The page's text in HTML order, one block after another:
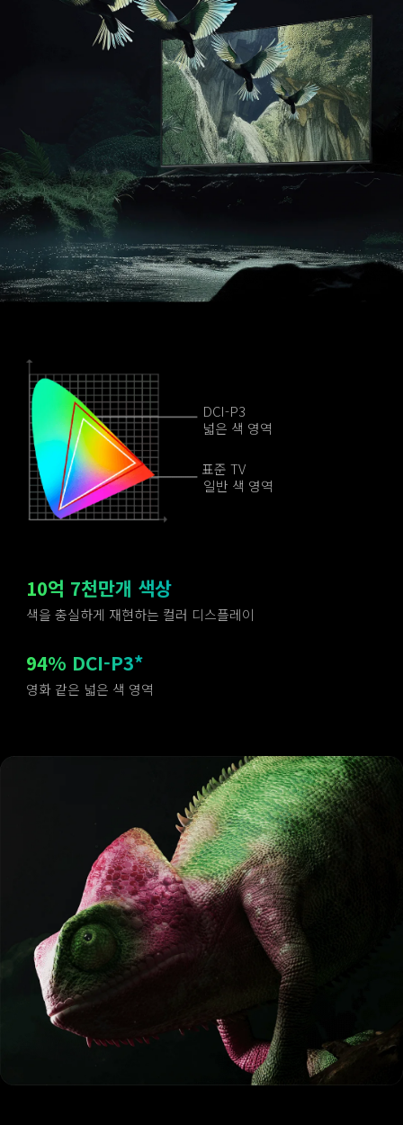
DCI-P3
넓은 색 영역
표준 TV
일반 색 영역
10억 7천만개 색상
색을 충실하게 재현하는 컬러 디스플레이
94% DCI-P3*
영화 같은 넓은 색 영역